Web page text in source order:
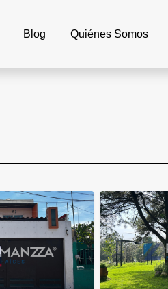
Blog Quiénes Somos